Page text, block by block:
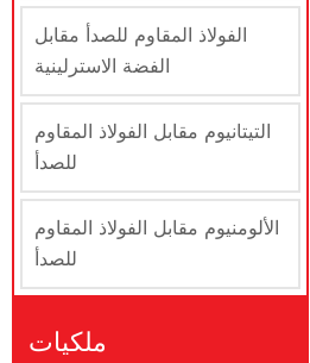
الفولاذ المقاوم للصدأ مقابل
الفضة الاسترلينية
التيتانيوم مقابل الفولاذ المقاوم
للصدأ
الألومنيوم مقابل الفولاذ المقاوم
للصدأ
ملكيات